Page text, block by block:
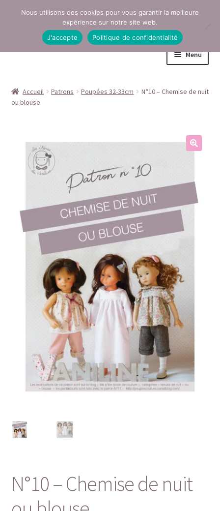
Aller
navigation
Aller
Menu
Conditions générales de vente
Mentions légales
Page Boutique
Panier
Politique de confidentialité
Politique de cookies (UE)
Validation de la commande
Accueil Patrons Poupées 32-33cm
N°10 – Chemise de nuit
ou blouse
N°10 – Chemise de nuit
Nous utilisons des cookies pour vous garantir la meilleure
expérience sur notre site web.
J'accepte
Politique de confidentialité